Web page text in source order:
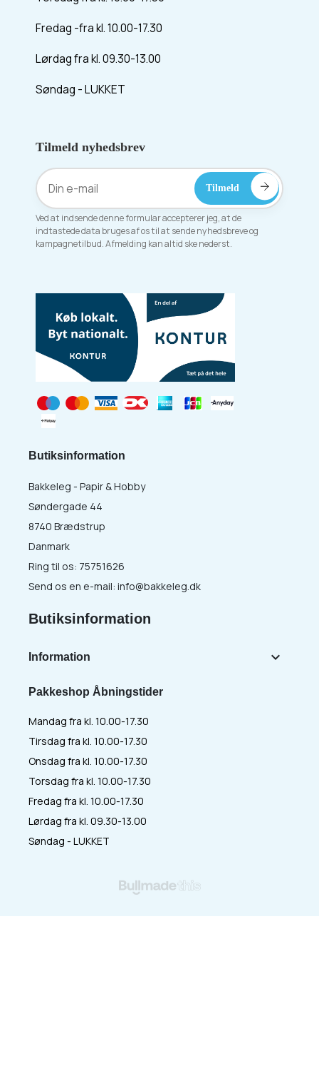
Fredag -fra kl. 10.00-17.30
Lørdag fra kl. 09.30-13.00
Søndag - LUKKET
Tilmeld nyhedsbrev
Ved at indsende denne formular accepterer jeg, at de
indtastede data bruges af os til at sende nyhedsbreve og
kampagnetilbud. Afmelding kan altid ske nederst.
Pakkeshop Åbningstider
Mandag fra kl. 10.00-17.30
Tirsdag fra kl. 10.00-17.30
Onsdag fra kl. 10.00-17.30
Torsdag fra kl. 10.00-17.30
Fredag fra kl. 10.00-17.30
Lørdag fra kl. 09.30-13.00
Søndag - LUKKET
Butiksinformation
Bakkeleg - Papir & Hobby
Søndergade 44
8740 Brædstrup
Danmark
Ring til os: 75751626
Send os en e-mail: info@bakkeleg.dk
Butiksinformation
Information 